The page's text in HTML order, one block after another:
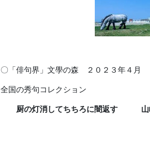
〇「俳句界」文學の森 ２０２３年４月
全国の秀句コレクション
厨の灯消してちちろに闇返す 山崎